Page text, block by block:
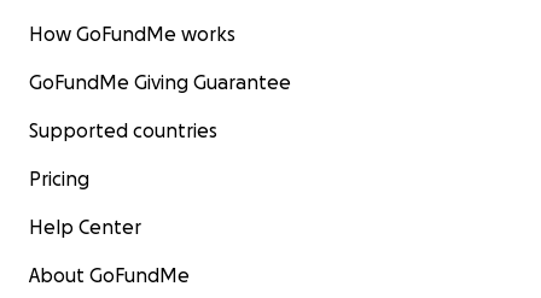
How GoFundMe works
GoFundMe Giving Guarantee
Supported countries
Pricing
Help Center
About GoFundMe